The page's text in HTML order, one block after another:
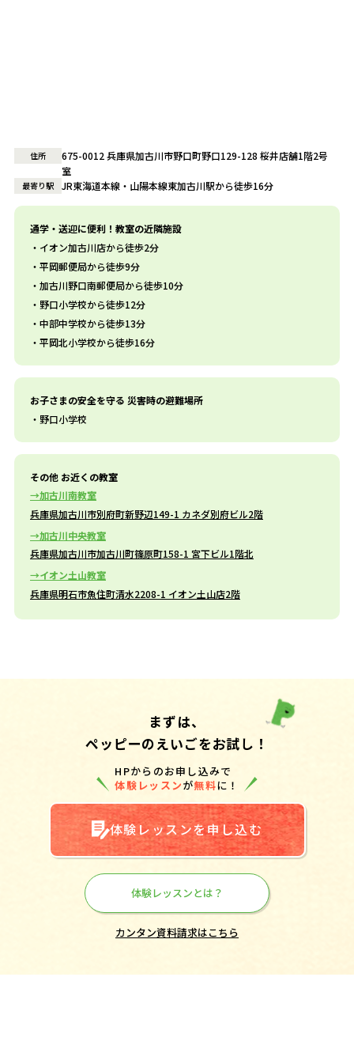
住所
675-0012 兵庫県加古川市野口町野口129-128 桜井店舗1階2号
室
最寄り駅 JR東海道本線・山陽本線東加古川駅から徒歩16分
通学・送迎に便利！教室の近隣施設
イオン加古川店から徒歩2分
平岡郵便局から徒歩9分
加古川野口南郵便局から徒歩10分
野口小学校から徒歩12分
中部中学校から徒歩13分
平岡北小学校から徒歩16分
お子さまの安全を守る 災害時の避難場所
野口小学校
その他 お近くの教室
加古川南教室
兵庫県加古川市別府町新野辺149-1 カネダ別府ビル2階
加古川中央教室
兵庫県加古川市加古川町篠原町158-1 宮下ビル1階北
イオン土山教室
兵庫県明石市魚住町清水2208-1 イオン土山店2階
まずは、
ペッピーのえいごをお試し！
HPからのお申し込みで
体験レッスンが無料に！
体験レッスンを申し込む
体験レッスンとは？
カンタン資料請求はこちら